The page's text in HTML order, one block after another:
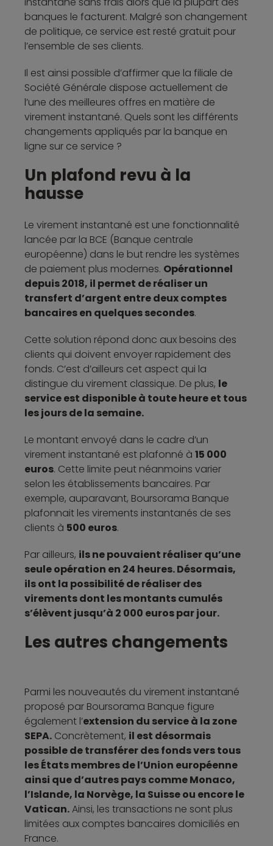
banques le facturent. Malgré son changement
de politique, ce service est resté gratuit pour
l’ensemble de ses clients.
Il est ainsi possible d’affirmer que la filiale de
Société Générale dispose actuellement de
l’une des meilleures offres en matière de
virement instantané. Quels sont les différents
changements appliqués par la banque en
ligne sur ce service ?
Un plafond revu à la
hausse
Le virement instantané est une fonctionnalité
lancée par la BCE (Banque centrale
européenne) dans le but rendre les systèmes
de paiement plus modernes. Opérationnel
depuis 2018, il permet de réaliser un
transfert d’argent entre deux comptes
bancaires en quelques secondes.
Cette solution répond donc aux besoins des
clients qui doivent envoyer rapidement des
fonds. C’est d’ailleurs cet aspect qui la
distingue du virement classique. De plus, le
service est disponible à toute heure et tous
les jours de la semaine.
Le montant envoyé dans le cadre d’un
virement instantané est plafonné à 15 000
euros. Cette limite peut néanmoins varier
selon les établissements bancaires. Par
exemple, auparavant, Boursorama Banque
plafonnait les virements instantanés de ses
clients à 500 euros.
Par ailleurs, ils ne pouvaient réaliser qu’une
seule opération en 24 heures. Désormais,
ils ont la possibilité de réaliser des
virements dont les montants cumulés
s’élèvent jusqu’à 2 000 euros par jour.
Les autres changements
Parmi les nouveautés du virement instantané
proposé par Boursorama Banque figure
également l’extension du service à la zone
SEPA. Concrètement, il est désormais
possible de transférer des fonds vers tous
les États membres de l’Union européenne
ainsi que d’autres pays comme Monaco,
l’Islande, la Norvège, la Suisse ou encore le
Vatican.Ainsi, les transactions ne sont plus
limitées aux comptes bancaires domiciliés en
France.